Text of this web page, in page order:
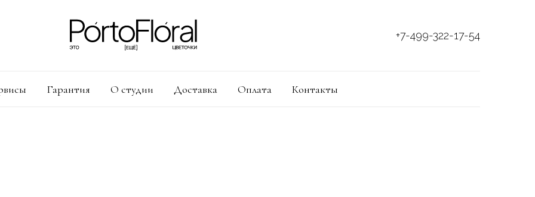
+7-499-322-17-54
Гарантия О студии Доставка Оплата Контакты